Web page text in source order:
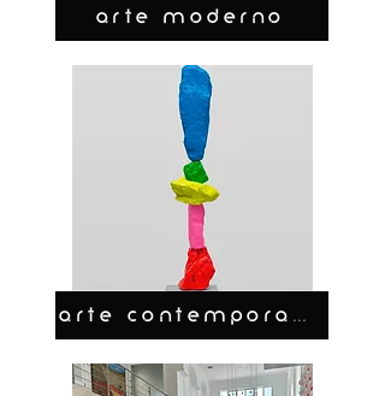
ARTE MODERNO
ARTE CONTEMPORANEO